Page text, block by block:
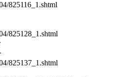
825116_1.shtml
825128_1.shtml
825137_1.shtml